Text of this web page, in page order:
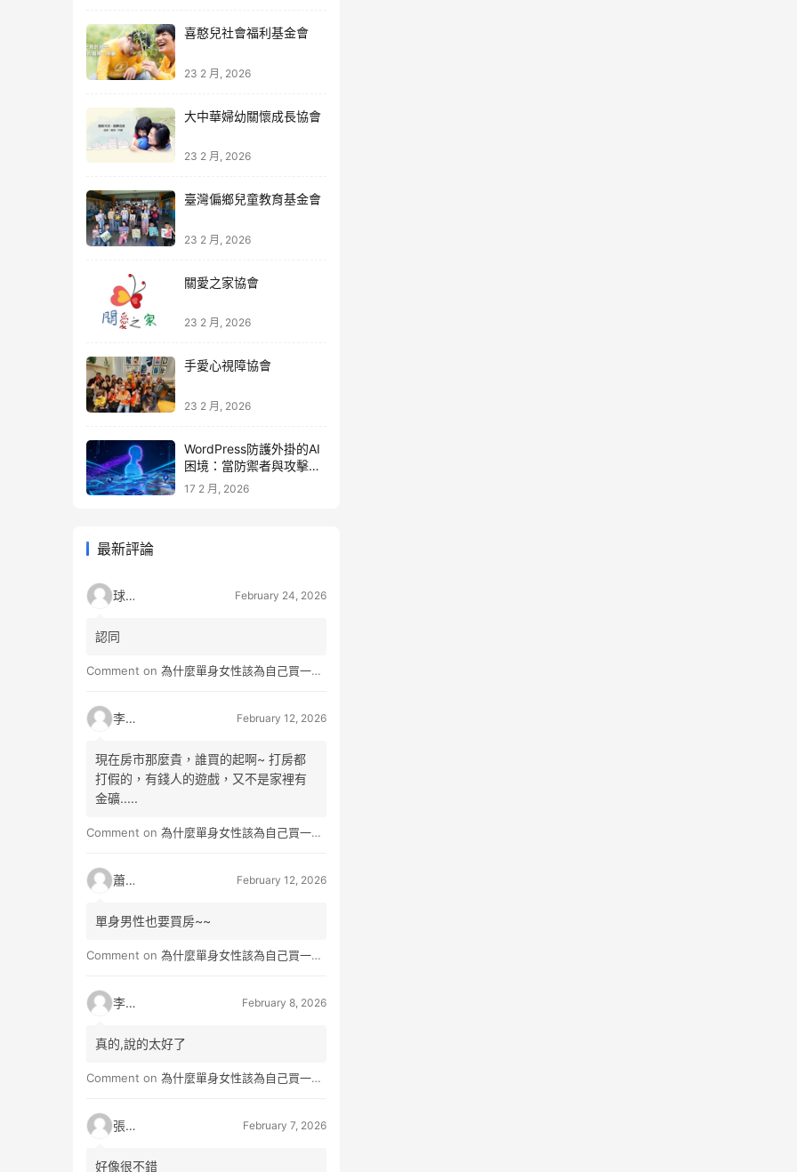
喜憨兒社會福利基金會
23 2 月, 2026
大中華婦幼關懷成長協會
23 2 月, 2026
臺灣偏鄉兒童教育基金會
23 2 月, 2026
關愛之家協會
23 2 月, 2026
手愛心視障協會
23 2 月, 2026
WordPress防護外掛的AI
困境：當防禦者與攻擊者
同時升級
17 2 月, 2026
最新評論
球球 February 24, 2026
認同
Comment on 為什麼單身女性該為自己買一間房？不只為了棲身，更是為人生買一份「選擇權」
李小松 February 12, 2026
現在房市那麼貴，誰買的起啊~ 打房都
打假的，有錢人的遊戲，又不是家裡有
金礦.....
Comment on 為什麼單身女性該為自己買一間房？不只為了棲身，更是為人生買一份「選擇權」
蕭雨 February 12, 2026
單身男性也要買房~~
Comment on 為什麼單身女性該為自己買一間房？不只為了棲身，更是為人生買一份「選擇權」
李小真 February 8, 2026
真的,說的太好了
Comment on 為什麼單身女性該為自己買一間房？不只為了棲身，更是為人生買一份「選擇權」
張小玉 February 7, 2026
好像很不錯